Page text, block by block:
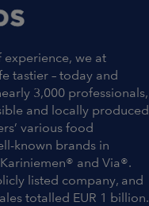
experience, we at
tastier – today and
3,000 professionals,
and locally produced
various food
known brands in
and Via®.
listed company, and
totalled EUR 1 billion.